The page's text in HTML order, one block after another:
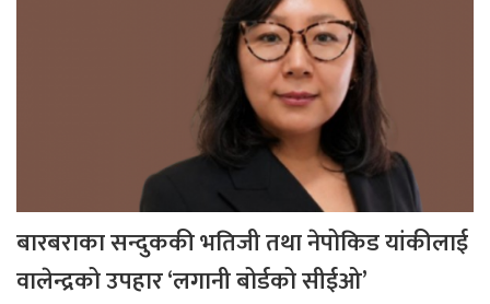
बारबराका सन्दुककी भतिजी तथा नेपोकिड यांकीलाई
वालेन्द्रको उपहार ‘लगानी बोर्डको सीईओ’